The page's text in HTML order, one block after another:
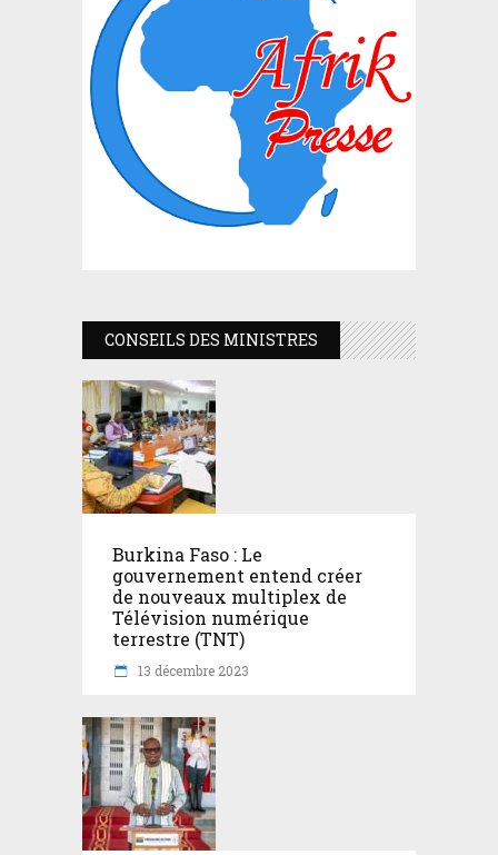
CONSEILS DES MINISTRES
Burkina Faso : Le
gouvernement entend créer
de nouveaux multiplex de
Télévision numérique
terrestre (TNT)
13 décembre 2023